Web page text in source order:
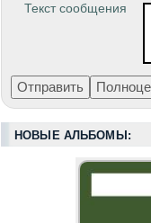
Текст сообщения
НОВЫЕ АЛЬБОМЫ: